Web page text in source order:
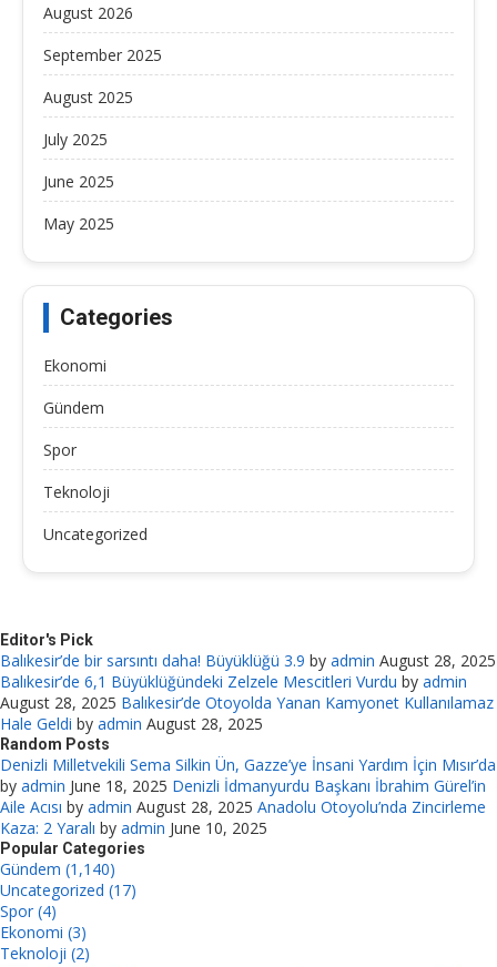
August 2026
September 2025
August 2025
July 2025
June 2025
May 2025
Categories
Ekonomi
Gündem
Spor
Teknoloji
Uncategorized
Editor's Pick
Balıkesir’de bir sarsıntı daha! Büyüklüğü 3.9 by admin August 28, 2025
Balıkesir’de 6,1 Büyüklüğündeki Zelzele Mescitleri Vurdu by admin
August 28, 2025 Balıkesir’de Otoyolda Yanan Kamyonet Kullanılamaz
Hale Geldi by admin August 28, 2025
Random Posts
Denizli Milletvekili Sema Silkin Ün, Gazze’ye İnsani Yardım İçin Mısır’da
by admin June 18, 2025 Denizli İdmanyurdu Başkanı İbrahim Gürel’in
Aile Acısı by admin August 28, 2025 Anadolu Otoyolu’nda Zincirleme
Kaza: 2 Yaralı by admin June 10, 2025
Popular Categories
Gündem (1,140)
Uncategorized (17)
Spor (4)
Ekonomi (3)
Teknoloji (2)